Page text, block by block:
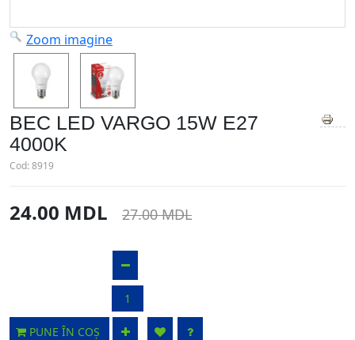
Zoom imagine
BEC LED VARGO 15W E27
4000K
Cod:8919
24.00 MDL 27.00 MDL
PUNE ÎN COȘ